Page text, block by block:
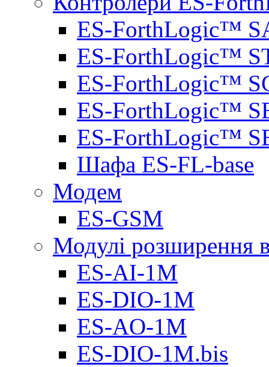
ES-ForthLogic™
ES-ForthLogic™
ES-ForthLogic™
ES-ForthLogic™
ES-ForthLogic™
Шафа ES-FL-base
Модем
ES-GSM
Модулі розширення
ES-AI-1M
ES-DIO-1М
ES-AO-1М
ES-DIO-1M.bis